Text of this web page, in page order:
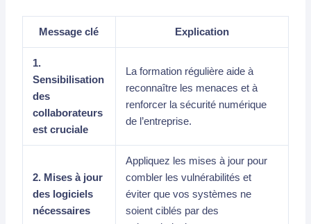
Message clé Explication
1.
Sensibilisation
des
collaborateurs
est cruciale
La formation régulière aide à
reconnaître les menaces et à
renforcer la sécurité numérique
de l’entreprise.
2. Mises à jour
des logiciels
nécessaires
Appliquez les mises à jour pour
combler les vulnérabilités et
éviter que vos systèmes ne
soient ciblés par des